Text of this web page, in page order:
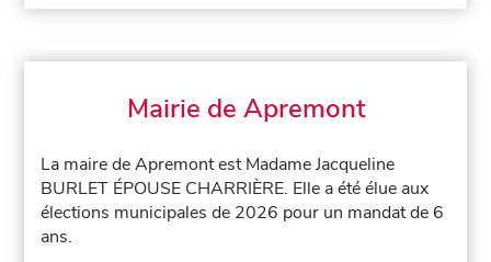
Mairie de Apremont
La maire de Apremont est Madame Jacqueline
BURLET ÉPOUSE CHARRIÈRE. Elle a été élue aux
élections municipales de 2026 pour un mandat de 6
ans.